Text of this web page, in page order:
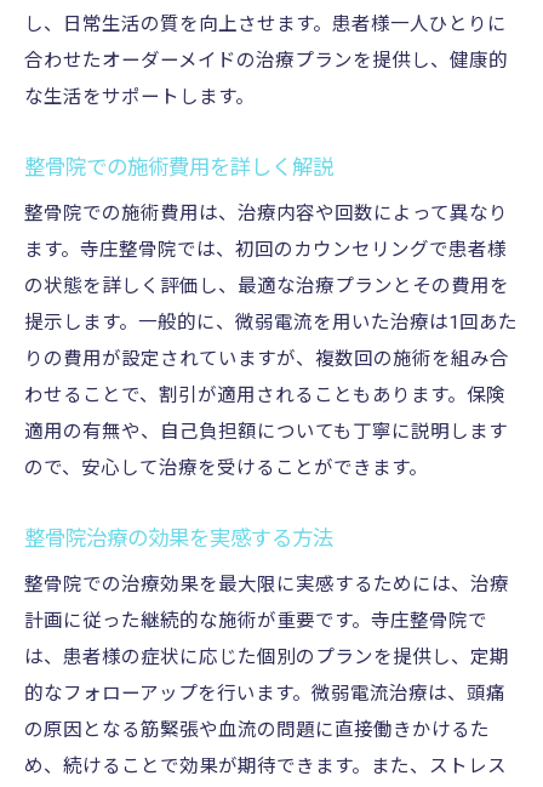
し、日常生活の質を向上させます。患者様一人ひとりに
合わせたオーダーメイドの治療プランを提供し、健康的
な生活をサポートします。
整骨院での施術費用を詳しく解説
整骨院での施術費用は、治療内容や回数によって異なり
ます。寺庄整骨院では、初回のカウンセリングで患者様
の状態を詳しく評価し、最適な治療プランとその費用を
提示します。一般的に、微弱電流を用いた治療は1回あた
りの費用が設定されていますが、複数回の施術を組み合
わせることで、割引が適用されることもあります。保険
適用の有無や、自己負担額についても丁寧に説明します
ので、安心して治療を受けることができます。
整骨院治療の効果を実感する方法
整骨院での治療効果を最大限に実感するためには、治療
計画に従った継続的な施術が重要です。寺庄整骨院で
は、患者様の症状に応じた個別のプランを提供し、定期
的なフォローアップを行います。微弱電流治療は、頭痛
の原因となる筋緊張や血流の問題に直接働きかけるた
め、続けることで効果が期待できます。また、ストレス